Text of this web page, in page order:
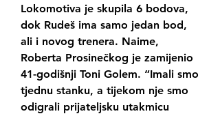
Lokomotiva je skupila 6 bodova,
dok Rudeš ima samo jedan bod,
ali i novog trenera. Naime,
Roberta Prosinečkog je zamijenio
41-godišnji Toni Golem. “Imali smo
tjednu stanku, a tijekom nje smo
odigrali prijateljsku utakmicu